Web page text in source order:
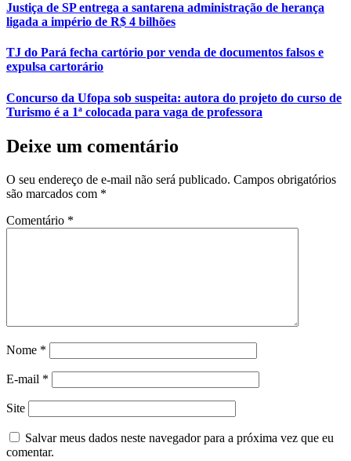
Justiça de SP entrega a santarena administração de herança
ligada a império de R$ 4 bilhões
TJ do Pará fecha cartório por venda de documentos falsos e
expulsa cartorário
Concurso da Ufopa sob suspeita: autora do projeto do curso de
Turismo é a 1ª colocada para vaga de professora
Deixe um comentário
O seu endereço de e-mail não será publicado. Campos obrigatórios
são marcados com *
Comentário *
Nome *
E-mail *
Site
Salvar meus dados neste navegador para a próxima vez que eu
comentar.